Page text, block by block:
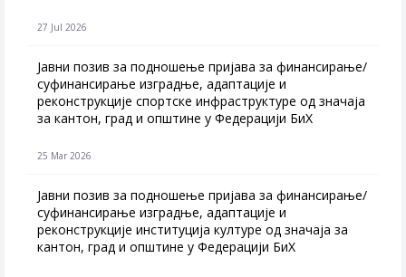
27 Jul 2026
Jавни позив за подношење пријава за финансирање/
суфинансирање изградње, адаптације и
реконструкције спортске инфраструктуре од значаја
за кантон, град и општине у Федерацији БиХ
25 Mar 2026
Јавни позив за подношење пријава за финансирање/
суфинансирање изградње, адаптације и
реконструкције институција културе од значаја за
кантон, град и општине у Федерацији БиХ